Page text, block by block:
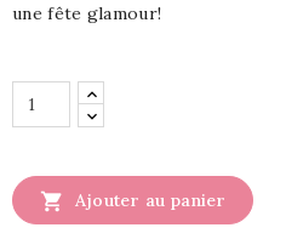
une fête glamour!
 Ajouter au panier